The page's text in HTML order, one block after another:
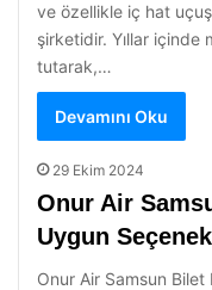
ve özellikle iç hat
şirketidir. Yıllar içinde
tutarak,…
Devamını Oku
29 Ekim 2024
Onur Air
Uygun
Onur Air Samsun Bilet